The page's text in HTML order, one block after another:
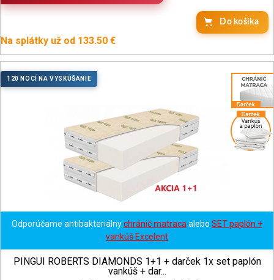
Do košíka
Na splátky už od 133.50 €
120 NOCÍ NA VYSKÚŠANIE
Odporúčame antibakteriálnychránič matraca alebo SET paplón +
vankúš Excelent
PINGUI ROBERTS DIAMONDS 1+1 + darček 1x set paplón
vankúš + dar...